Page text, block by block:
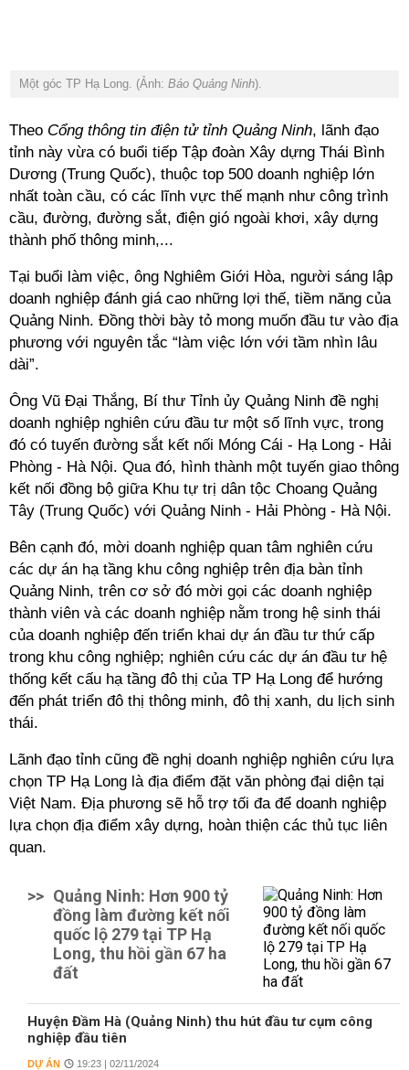
Một góc TP Hạ Long. (Ảnh: Báo Quảng Ninh).
Theo Cổng thông tin điện tử tỉnh Quảng Ninh, lãnh đạo
tỉnh này vừa có buổi tiếp Tập đoàn Xây dựng Thái Bình
Dương (Trung Quốc), thuộc top 500 doanh nghiệp lớn
nhất toàn cầu, có các lĩnh vực thế mạnh như công trình
cầu, đường, đường sắt, điện gió ngoài khơi, xây dựng
thành phố thông minh,...
Tại buổi làm việc, ông Nghiêm Giới Hòa, người sáng lập
doanh nghiệp đánh giá cao những lợi thế, tiềm năng của
Quảng Ninh. Đồng thời bày tỏ mong muốn đầu tư vào địa
phương với nguyên tắc “làm việc lớn với tầm nhìn lâu
dài”.
Ông Vũ Đại Thắng, Bí thư Tỉnh ủy Quảng Ninh đề nghị
doanh nghiệp nghiên cứu đầu tư một số lĩnh vực, trong
đó có tuyến đường sắt kết nối Móng Cái - Hạ Long - Hải
Phòng - Hà Nội. Qua đó, hình thành một tuyến giao thông
kết nối đồng bộ giữa Khu tự trị dân tộc Choang Quảng
Tây (Trung Quốc) với Quảng Ninh - Hải Phòng - Hà Nội.
Bên cạnh đó, mời doanh nghiệp quan tâm nghiên cứu
các dự án hạ tầng khu công nghiệp trên địa bàn tỉnh
Quảng Ninh, trên cơ sở đó mời gọi các doanh nghiệp
thành viên và các doanh nghiệp nằm trong hệ sinh thái
của doanh nghiệp đến triển khai dự án đầu tư thứ cấp
trong khu công nghiệp; nghiên cứu các dự án đầu tư hệ
thống kết cấu hạ tầng đô thị của TP Hạ Long để hướng
đến phát triển đô thị thông minh, đô thị xanh, du lịch sinh
thái.
Lãnh đạo tỉnh cũng đề nghị doanh nghiệp nghiên cứu lựa
chọn TP Hạ Long là địa điểm đặt văn phòng đại diện tại
Việt Nam. Địa phương sẽ hỗ trợ tối đa để doanh nghiệp
lựa chọn địa điểm xây dựng, hoàn thiện các thủ tục liên
quan.
>> Quảng Ninh: Hơn 900 tỷ
đồng làm đường kết nối
quốc lộ 279 tại TP Hạ
Long, thu hồi gần 67 ha
đất
Huyện Đầm Hà (Quảng Ninh) thu hút đầu tư cụm công
nghiệp đầu tiên
DỰ ÁN 19:23 | 02/11/2024